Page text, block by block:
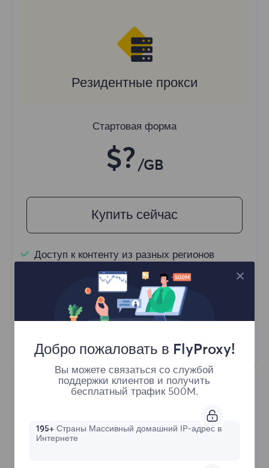
Резидентные прокси
Стартовая форма
$? /GB
Купить сейчас
Доступ к контенту из разных регионов
Неограниченные одновременные сессии
100M+ Отличные резидентские прокси
Автоматическая ротация прокси
HTTP(S)/SOCKS5
Узнать больше
Добро пожаловать в FlyProxy!
Вы можете связаться со службой
поддержки клиентов и получить
бесплатный трафик 500M.
195+Страны Массивный домашний IP-адрес в
Интернете